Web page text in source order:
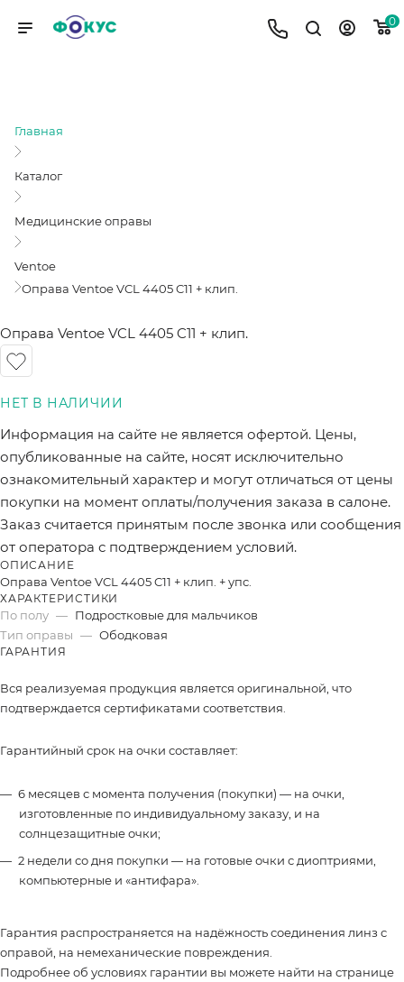
0
Главная
Каталог
Медицинские оправы
Ventoe
Оправа Ventoe VCL 4405 C11 + клип.
Оправа Ventoe VCL 4405 C11 + клип.
Информация на сайте не является офертой. Цены,
опубликованные на сайте, носят исключительно
ознакомительный характер и могут отличаться от цены
покупки на момент оплаты/получения заказа в салоне.
Заказ считается принятым после звонка или сообщения
от оператора с подтверждением условий.
ОПИСАНИЕ
Оправа Ventoe VCL 4405 C11 + клип. + упс.
ХАРАКТЕРИСТИКИ
По полу — Подростковые для мальчиков
Тип оправы — Ободковая
ГАРАНТИЯ
Вся реализуемая продукция является оригинальной, что
подтверждается сертификатами соответствия.
Гарантийный срок на очки составляет:
6 месяцев с момента получения (покупки) — на очки,
изготовленные по индивидуальному заказу, и на
солнцезащитные очки;
2 недели со дня покупки — на готовые очки с диоптриями,
компьютерные и «антифара».
Гарантия распространяется на надёжность соединения линз с
оправой, на немеханические повреждения.
Подробнее об условиях гарантии вы можете найти на странице